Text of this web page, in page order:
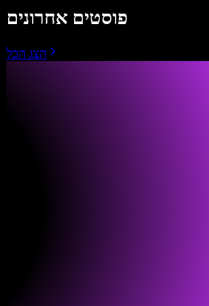
פוסטים אחרונים
הצג הכל